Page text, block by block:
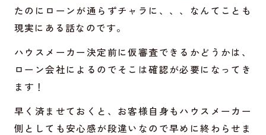
たのにローンが通らずチャラに、、、なんてことも
現実にある話なのです。
ハウスメーカー決定前に仮審査できるかどうかは、
ローン会社によるのでそこは確認が必要になってき
ます！
早く済ませておくと、お客様自身もハウスメーカー
側としても安心感が段違いなので早めに終わらせま